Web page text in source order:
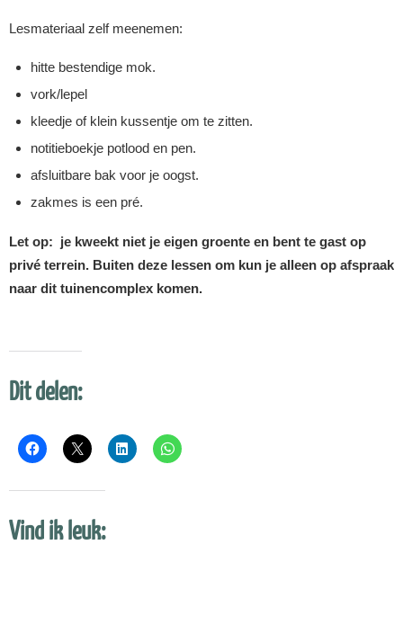
Lesmateriaal zelf meenemen:
hitte bestendige mok.
vork/lepel
kleedje of klein kussentje om te zitten.
notitieboekje potlood en pen.
afsluitbare bak voor je oogst.
zakmes is een pré.
Let op: je kweekt niet je eigen groente en bent te gast op
privé terrein. Buiten deze lessen om kun je alleen op afspraak
naar dit tuinencomplex komen.
Dit delen:
Vind ik leuk: